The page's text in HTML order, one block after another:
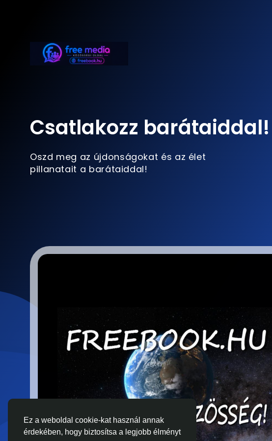
Ez a weboldal cookie-kat használ annak
érdekében, hogy biztosítsa a legjobb élményt
Csatlakozz barátaiddal!
Oszd meg az újdonságokat és az élet
pillanatait a barátaiddal!